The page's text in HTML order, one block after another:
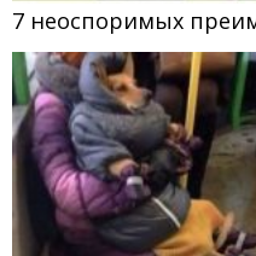
7 неоспоримых